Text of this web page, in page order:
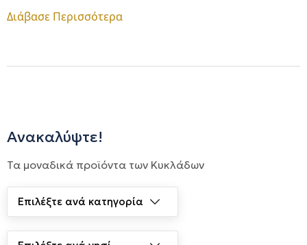
απόλαυσή τους. Ας γνωρίσουμε έναν έναν τους
Διάβασε Περισσότερα
Ανακαλύψτε!
Τα μοναδικά προϊόντα των Κυκλάδων